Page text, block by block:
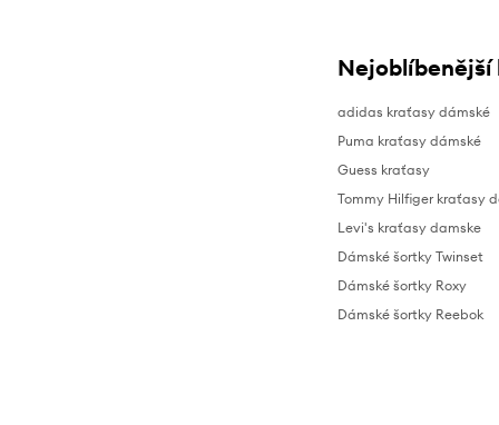
Nejoblíbenější
adidas kraťasy dámské
Puma kraťasy dámské
Guess kraťasy
Tommy Hilfiger kraťasy
Levi's kraťasy damske
Dámské šortky Twinset
Dámské šortky Roxy
Dámské šortky Reebok